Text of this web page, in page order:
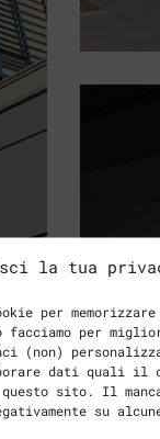
la tua
per
per
(non)
dati quali il
sito. Il
su